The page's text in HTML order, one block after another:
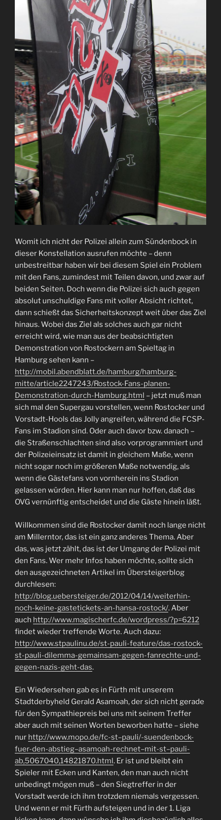
Womit ich nicht der Polizei allein zum Sündenbock in
dieser Konstellation ausrufen möchte – denn
unbestreitbar haben wir bei diesem Spiel ein Problem
mit den Fans, zumindest mit Teilen davon, und zwar auf
beiden Seiten. Doch wenn die Polizei sich auch gegen
absolut unschuldige Fans mit voller Absicht richtet,
dann schießt das Sicherheitskonzept weit über das Ziel
hinaus. Wobei das Ziel als solches auch gar nicht
erreicht wird, wie man aus der beabsichtigten
Demonstration von Rostockern am Spieltag in
Hamburg sehen kann –
http://mobil.abendblatt.de/hamburg/hamburg-
mitte/article2247243/Rostock-Fans-planen-
Demonstration-durch-Hamburg.html – jetzt muß man
sich mal den Supergau vorstellen, wenn Rostocker und
Vorstadt-Hools das Jolly angreifen, während die FCSP-
Fans im Stadion sind. Oder auch davor bzw. danach –
die Straßenschlachten sind also vorprogrammiert und
der Polizeieinsatz ist damit in gleichem Maße, wenn
nicht sogar noch im größeren Maße notwendig, als
wenn die Gästefans von vornherein ins Stadion
gelassen würden. Hier kann man nur hoffen, daß das
OVG vernünftig entscheidet und die Gäste hinein läßt.
Willkommen sind die Rostocker damit noch lange nicht
am Millerntor, das ist ein ganz anderes Thema. Aber
das, was jetzt zählt, das ist der Umgang der Polizei mit
den Fans. Wer mehr Infos haben möchte, sollte sich
den ausgezeichneten Artikel im Übersteigerblog
durchlesen:
http://blog.uebersteiger.de/2012/04/14/weiterhin-
noch-keine-gastetickets-an-hansa-rostock/. Aber
auch http://www.magischerfc.de/wordpress/?p=6212
findet wieder treffende Worte. Auch dazu:
http://www.stpaulinu.de/st-pauli-feature/das-rostock-
st-pauli-dilemma-gemainsam-gegen-fanrechte-und-
gegen-nazis-geht-das.
Ein Wiedersehen gab es in Fürth mit unserem
Stadtderbyheld Gerald Asamoah, der sich nicht gerade
für den Sympathiepreis bei uns mit seinem Treffer
aber auch mit seinen Worten beworben hatte – siehe
nur http://www.mopo.de/fc-st–pauli/-suendenbock-
fuer-den-abstieg–asamoah-rechnet–mit-st–pauli-
ab,5067040,14821870.html. Er ist und bleibt ein
Spieler mit Ecken und Kanten, den man auch nicht
unbedingt mögen muß – den Siegtreffer in der
Vorstadt werde ich ihm trotzdem niemals vergessen.
Und wenn er mit Fürth aufsteigen und in der 1. Liga